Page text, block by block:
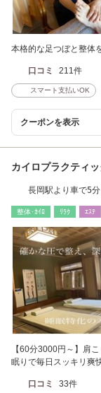
本格的な足つぼと整体
口コミ 211件
スマート支払いOK
クーポンを表示
カイロプラクティ
長岡駅より車で5
整体･ｶｲﾛ ﾘﾗｸ ｴｽﾃ
【60分3000円～】肩
眠りで毎日スッキリ爽
口コミ 33件